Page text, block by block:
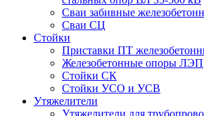
Сваи забивные
Сваи СЦ
Стойки
Приставки ПТ
Железобетонные опоры ЛЭП
Стойки СК
Стойки УСО и УСВ
Утяжелители
Утяжелители для